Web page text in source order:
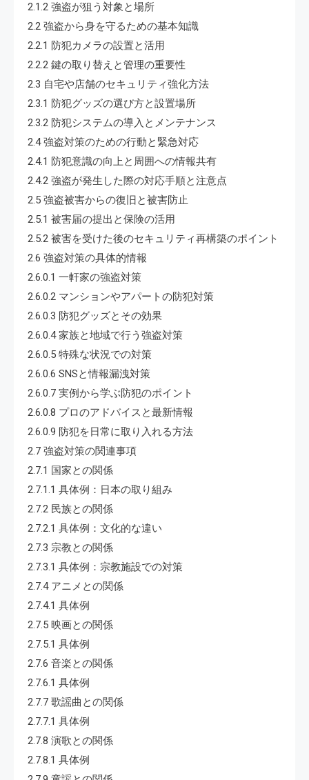
2.1.2 強盗が狙う対象と場所
2.2 強盗から身を守るための基本知識
2.2.1 防犯カメラの設置と活用
2.2.2 鍵の取り替えと管理の重要性
2.3 自宅や店舗のセキュリティ強化方法
2.3.1 防犯グッズの選び方と設置場所
2.3.2 防犯システムの導入とメンテナンス
2.4 強盗対策のための行動と緊急対応
2.4.1 防犯意識の向上と周囲への情報共有
2.4.2 強盗が発生した際の対応手順と注意点
2.5 強盗被害からの復旧と被害防止
2.5.1 被害届の提出と保険の活用
2.5.2 被害を受けた後のセキュリティ再構築のポイント
2.6 強盗対策の具体的情報
2.6.0.1 一軒家の強盗対策
2.6.0.2 マンションやアパートの防犯対策
2.6.0.3 防犯グッズとその効果
2.6.0.4 家族と地域で行う強盗対策
2.6.0.5 特殊な状況での対策
2.6.0.6 SNSと情報漏洩対策
2.6.0.7 実例から学ぶ防犯のポイント
2.6.0.8 プロのアドバイスと最新情報
2.6.0.9 防犯を日常に取り入れる方法
2.7 強盗対策の関連事項
2.7.1 国家との関係
2.7.1.1 具体例：日本の取り組み
2.7.2 民族との関係
2.7.2.1 具体例：文化的な違い
2.7.3 宗教との関係
2.7.3.1 具体例：宗教施設での対策
2.7.4 アニメとの関係
2.7.4.1 具体例
2.7.5 映画との関係
2.7.5.1 具体例
2.7.6 音楽との関係
2.7.6.1 具体例
2.7.7 歌謡曲との関係
2.7.7.1 具体例
2.7.8 演歌との関係
2.7.8.1 具体例